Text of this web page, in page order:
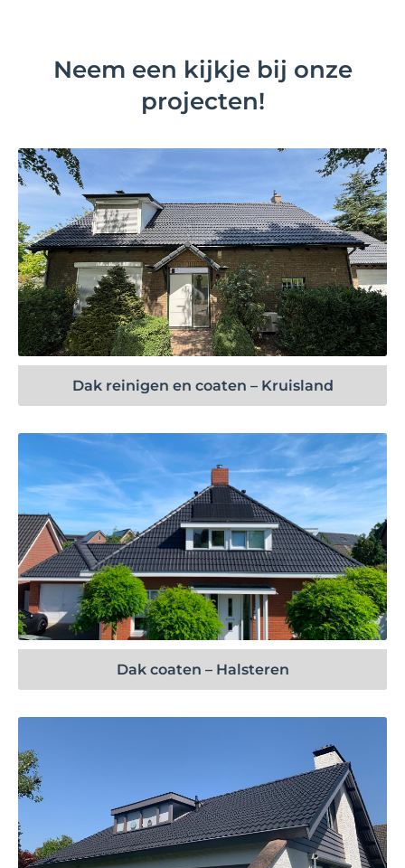
Neem een kijkje bij onze
projecten!
Bekijk project
Dak reinigen en coaten – Kruisland
Bekijk project
Dak coaten – Halsteren